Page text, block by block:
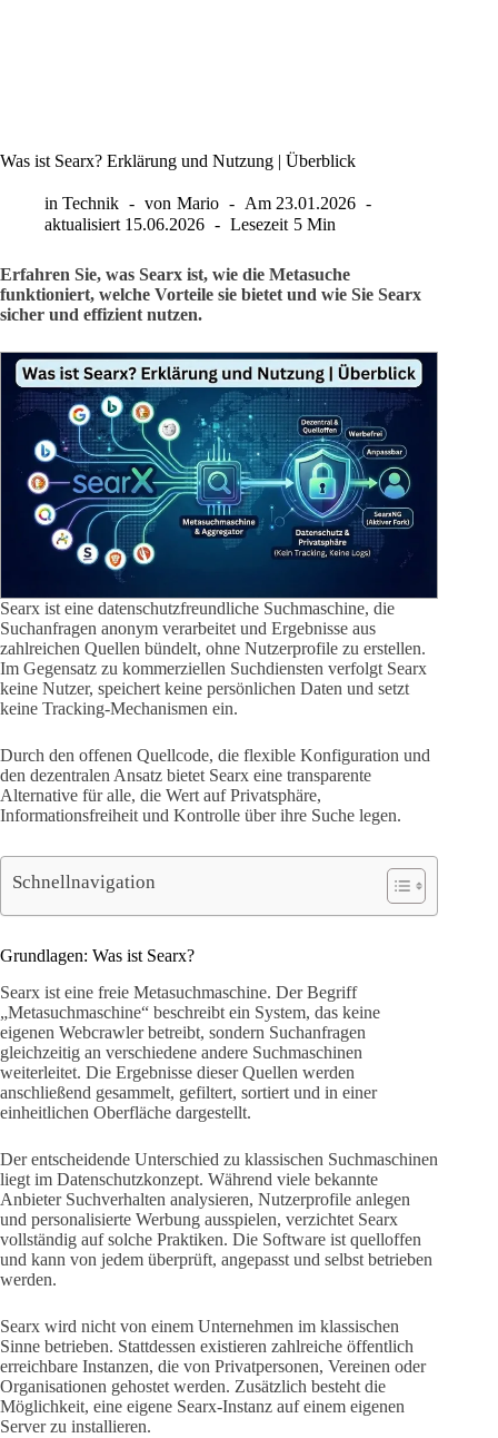
Was ist Searx? Erklärung und Nutzung | Überblick
in Technik von Mario Am 23.01.2026
aktualisiert 15.06.2026 Lesezeit 5 Min
Erfahren Sie, was Searx ist, wie die Metasuche
funktioniert, welche Vorteile sie bietet und wie Sie Searx
sicher und effizient nutzen.
Searx ist eine datenschutzfreundliche Suchmaschine, die
Suchanfragen anonym verarbeitet und Ergebnisse aus
zahlreichen Quellen bündelt, ohne Nutzerprofile zu erstellen.
Im Gegensatz zu kommerziellen Suchdiensten verfolgt Searx
keine Nutzer, speichert keine persönlichen Daten und setzt
keine Tracking-Mechanismen ein.
Durch den offenen Quellcode, die flexible Konfiguration und
den dezentralen Ansatz bietet Searx eine transparente
Alternative für alle, die Wert auf Privatsphäre,
Informationsfreiheit und Kontrolle über ihre Suche legen.
Schnellnavigation
Grundlagen: Was ist Searx?
Searx ist eine freie Metasuchmaschine. Der Begriff
„Metasuchmaschine“ beschreibt ein System, das keine
eigenen Webcrawler betreibt, sondern Suchanfragen
gleichzeitig an verschiedene andere Suchmaschinen
weiterleitet. Die Ergebnisse dieser Quellen werden
anschließend gesammelt, gefiltert, sortiert und in einer
einheitlichen Oberfläche dargestellt.
Der entscheidende Unterschied zu klassischen Suchmaschinen
liegt im Datenschutzkonzept. Während viele bekannte
Anbieter Suchverhalten analysieren, Nutzerprofile anlegen
und personalisierte Werbung ausspielen, verzichtet Searx
vollständig auf solche Praktiken. Die Software ist quelloffen
und kann von jedem überprüft, angepasst und selbst betrieben
werden.
Searx wird nicht von einem Unternehmen im klassischen
Sinne betrieben. Stattdessen existieren zahlreiche öffentlich
erreichbare Instanzen, die von Privatpersonen, Vereinen oder
Organisationen gehostet werden. Zusätzlich besteht die
Möglichkeit, eine eigene Searx-Instanz auf einem eigenen
Server zu installieren.